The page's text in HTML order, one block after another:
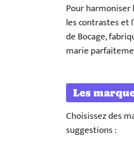
Pour harmoniser
les contrastes et
de Bocage,
marie
Les
Choisissez des
suggestions :